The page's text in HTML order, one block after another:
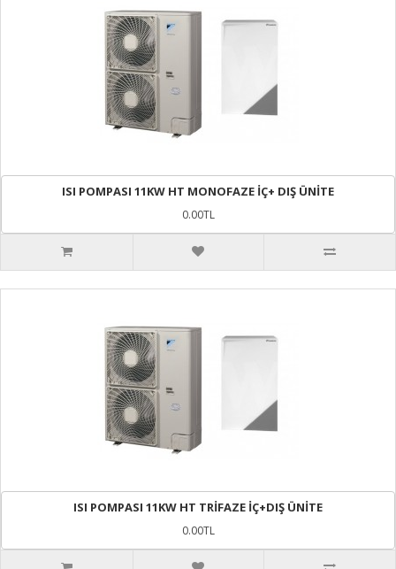
ISI POMPASI 11KW HT MONOFAZE İÇ+ DIŞ ÜNİTE
0.00TL
ISI POMPASI 11KW HT TRİFAZE İÇ+DIŞ ÜNİTE
0.00TL